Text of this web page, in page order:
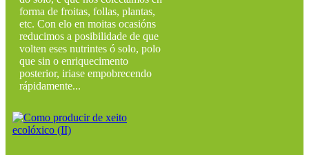
forma de froitas, follas, plantas,
etc. Con elo en moitas ocasións
reducimos a posibilidade de que
volten eses nutrintes ó solo, polo
que sin o enriquecimento
posterior, iriase empobrecendo
rápidamente...